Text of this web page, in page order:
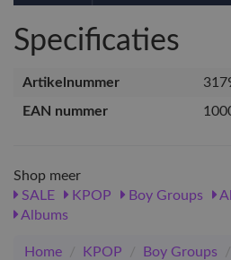
Specificaties
Artikelnummer
EAN nummer
Shop meer
SALE
KPOP Boy Groups
Albums
Home / KPOP / Boy Groups /